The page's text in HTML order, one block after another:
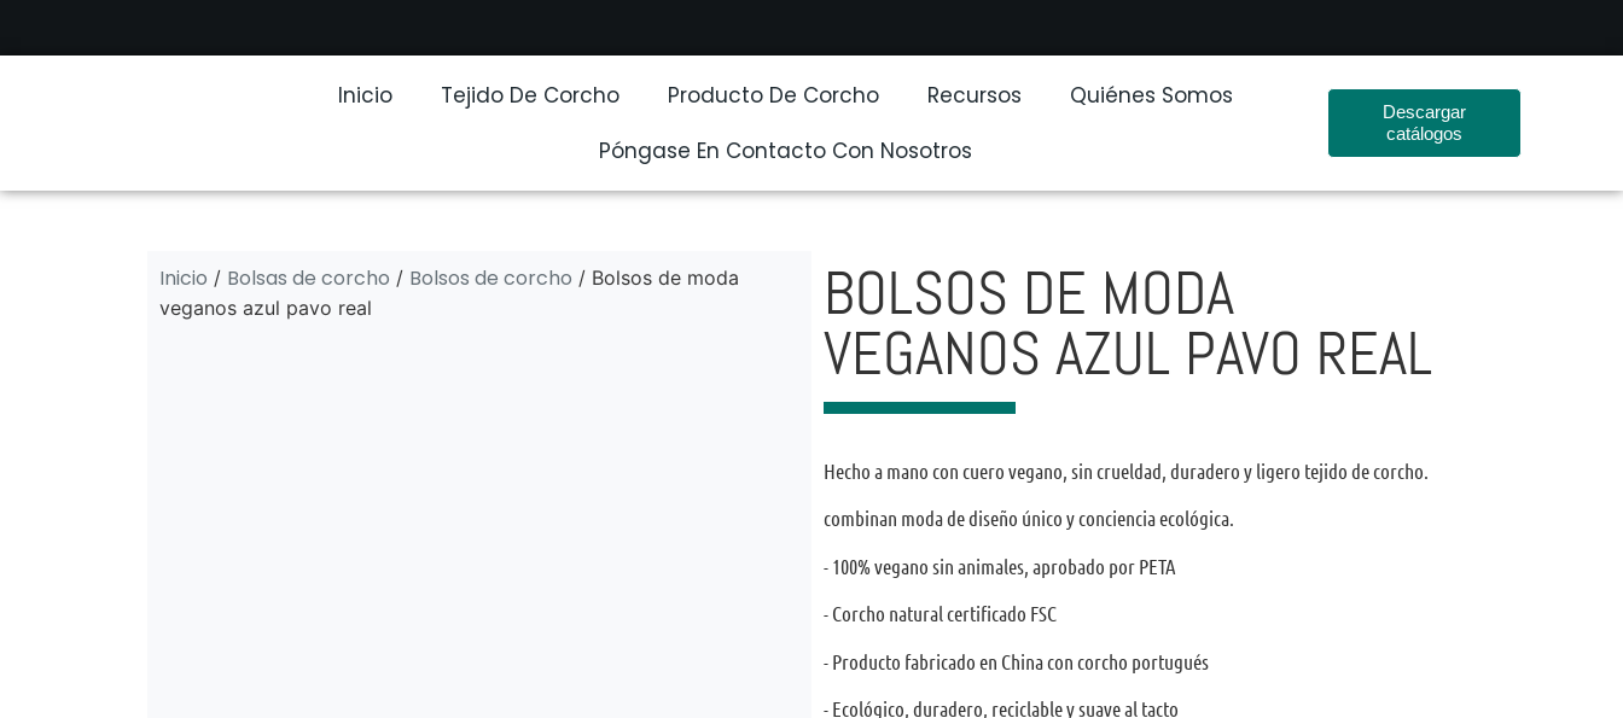
Inicio Tejido De Corcho Producto De Corcho Recursos
Quiénes Somos
Póngase En Contacto Con Nosotros
Descargar
catálogos
Inicio / Bolsas de corcho / Bolsos de corcho / Bolsos de moda
veganos azul pavo real
BOLSOS DE MODA
VEGANOS AZUL PAVO REAL
Hecho a mano con cuero vegano, sin crueldad, duradero y ligero tejido de corcho.
combinan moda de diseño único y conciencia ecológica.
- 100% vegano sin animales, aprobado por PETA
- Corcho natural certificado FSC
- Producto fabricado en China con corcho portugués
- Ecológico, duradero, reciclable y suave al tacto